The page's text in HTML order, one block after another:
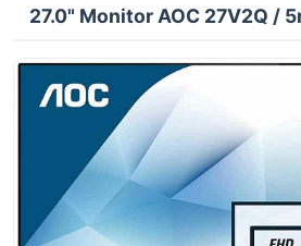
27.0" Monitor AOC 27V2Q /